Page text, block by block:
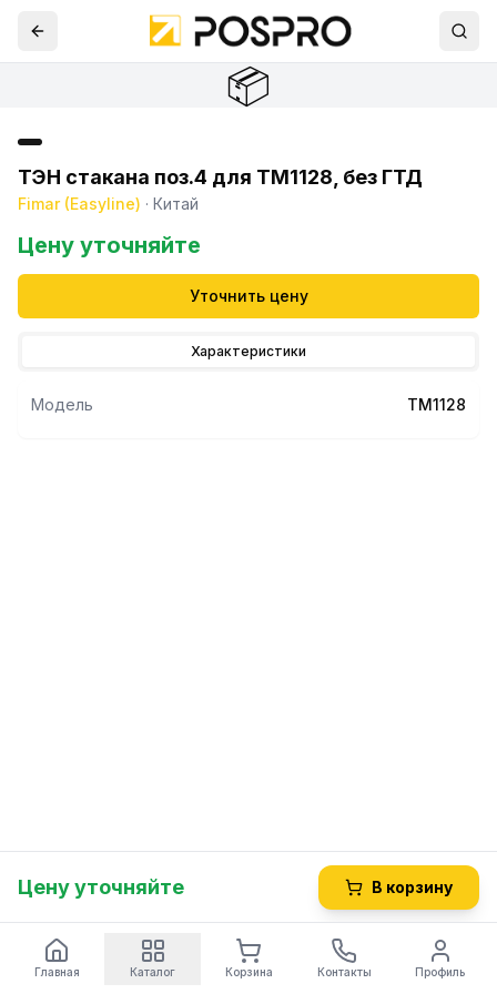
📦
ТЭН стакана поз.4 для TM1128, без ГТД
Fimar (Easyline) · Китай
Цену уточняйте
Уточнить цену
Характеристики
Модель TM1128
Цену уточняйте В корзину
Главная Каталог Корзина Контакты Профиль